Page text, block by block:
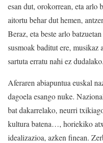
esan dut, orokorrean, eta arlo
aitortu behar dut hemen,
Beraz, eta beste arlo
susmoak baditut ere, musikaz
sartuta erratu nahi ez dudalako.
Aferaren abiapuntua euskal
dagoela esango nuke.
bat dakarrelako, neurri
kultura batena…, horiekiko
idealizazioa, azken finean.